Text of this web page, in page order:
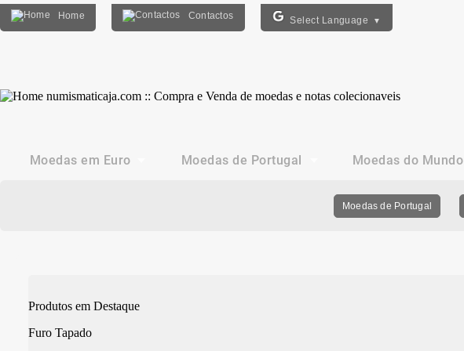
Home Contactos Select Language ▼
Moedas em Euro Moedas de Portugal Moedas do Mundo
Moedas de Portugal
Produtos em Destaque
Furo Tapado